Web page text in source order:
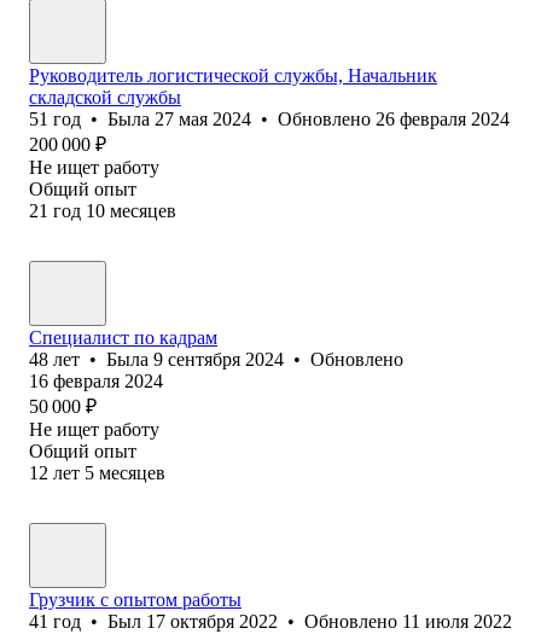
Руководитель логистической службы, Начальник
складской службы
51 год • Была 27 мая 2024 • Обновлено 26 февраля 2024
200 000 ₽
Не ищет работу
Общий опыт
21 год 10 месяцев
Специалист по кадрам
48 лет • Была 9 сентября 2024 • Обновлено
16 февраля 2024
50 000 ₽
Не ищет работу
Общий опыт
12 лет 5 месяцев
Грузчик с опытом работы
41 год • Был 17 октября 2022 • Обновлено 11 июля 2022